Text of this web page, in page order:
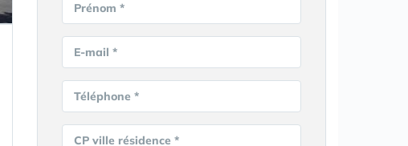
Prénom *
E-mail *
Téléphone *
CP ville résidence *